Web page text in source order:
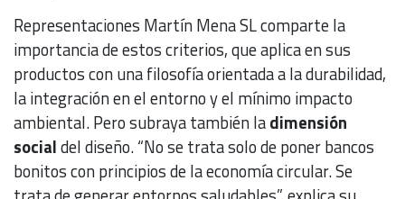
Representaciones Martín Mena SL comparte la
importancia de estos criterios, que aplica en sus
productos con una filosofía orientada a la durabilidad,
la integración en el entorno y el mínimo impacto
ambiental. Pero subraya también ladimensión
socialdel diseño. “No se trata solo de poner bancos
bonitos con principios de la economía circular. Se